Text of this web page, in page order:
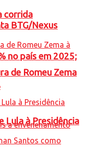
no país em 2025;
corrida
BTG/Nexus
de Romeu Zema
Lula à Presidência